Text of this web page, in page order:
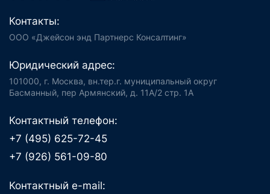
Контакты:
ООО «Джейсон энд Партнерс Консалтинг»
Юридический адрес:
101000, г. Москва, вн.тер.г. муниципальный округ
Басманный, пер Армянский, д. 11А/2 стр. 1А
Контактный телефон:
+7 (495) 625-72-45
+7 (926) 561-09-80
Контактный e-mail: